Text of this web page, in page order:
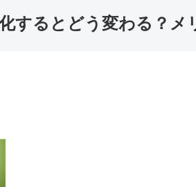
するとどう変わる？メ